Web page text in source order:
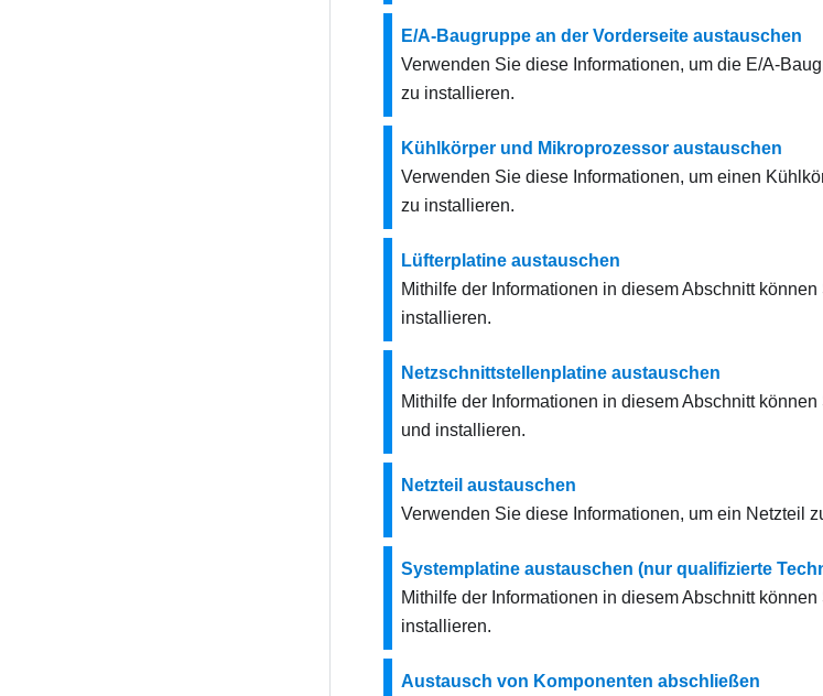
E/A-Baugruppe an der Vorderseite austauschen
Verwenden Sie diese Informationen, um die E/A-
zu installieren.
Kühlkörper und Mikroprozessor austauschen
Verwenden Sie diese Informationen, um einen
zu installieren.
Lüfterplatine austauschen
Mithilfe der Informationen in diesem Abschnitt
installieren.
Netzschnittstellenplatine austauschen
Mithilfe der Informationen in diesem Abschnitt
und installieren.
Netzteil austauschen
Verwenden Sie diese Informationen, um ein Netzteil
Systemplatine austauschen (nur qualifizierte
Mithilfe der Informationen in diesem Abschnitt
installieren.
Austausch von Komponenten abschließen